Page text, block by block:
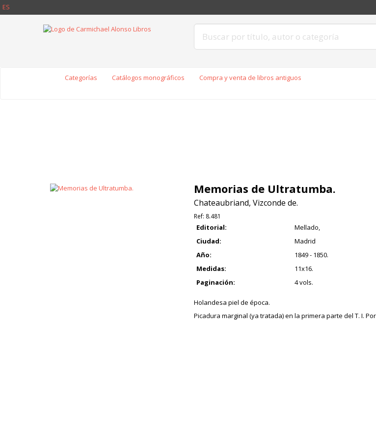
ES
Categorías Catálogos monográficos Compra y venta de libros antiguos
Memorias de Ultratumba.
Chateaubriand, Vizconde de.
Ref: 8.481
Editorial:
Mellado,
Ciudad:
Madrid
Año:
1849 - 1850.
Medidas:
11x16.
Paginación:
4 vols.
Holandesa piel de época.
Picadura marginal (ya tratada) en la primera parte del T. I.